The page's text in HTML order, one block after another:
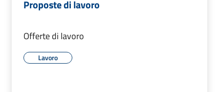
Proposte di lavoro
Offerte di lavoro
Lavoro